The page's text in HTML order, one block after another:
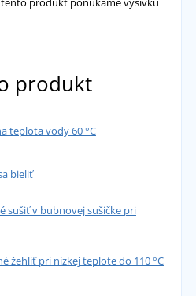
produkt
teplota vody 60 °C
bieliť
sušiť v bubnovej sušičke pri
žehliť pri nízkej teplote do 110 °C